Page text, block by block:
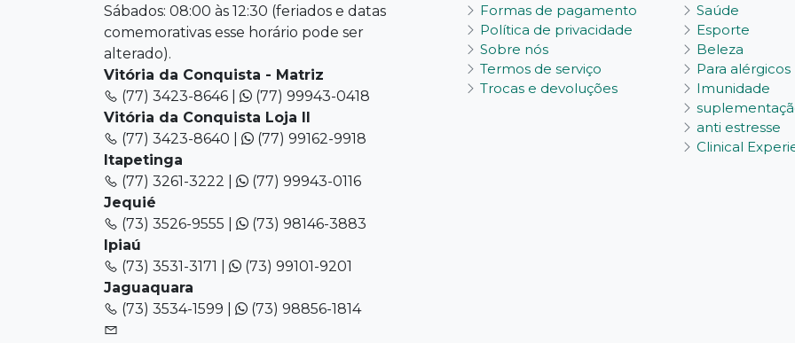
Formas de pagamento
Política de privacidade
Sobre nós
Termos de serviço
Trocas e devoluções
Saúde
Esporte
Beleza
Para alérgicos
Imunidade
anti estresse
Clinical
Sábados: 08:00 às 12:30 (feriados e datas
comemorativas esse horário pode ser
alterado).
Vitória da Conquista - Matriz
(77) 3423-8646 |
(77) 99943-0418
Vitória da Conquista Loja II
(77) 3423-8640 |
(77) 99162-9918
Itapetinga
(77) 3261-3222 |
(77) 99943-0116
Jequié
(73) 3526-9555 |
(73) 98146-3883
Ipiaú
(73) 3531-3171 |
(73) 99101-9201
Jaguaquara
(73) 3534-1599 |
(73) 98856-1814